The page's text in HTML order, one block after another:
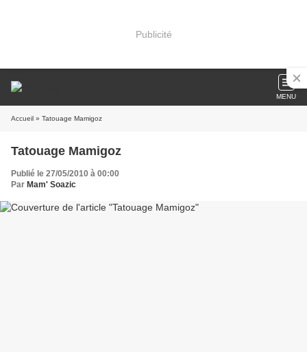
Publicité
MENU
Accueil » Tatouage Mamigoz
Tatouage Mamigoz
Publié le 27/05/2010 à 00:00
Par Mam' Soazic